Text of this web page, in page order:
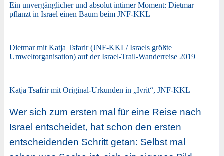
Ein unvergänglicher und absolut intimer Moment: Dietmar
pflanzt in Israel einen Baum beim JNF-KKL
Dietmar mit Katja Tsfarir (JNF-KKL/ Israels größte
Umweltorganisation) auf der Israel-Trail-Wanderreise 2019
Katja Tsafrir mit Original-Urkunden in „Ivrit“, JNF-KKL
Wer sich zum ersten mal für eine Reise nach
Israel entscheidet, hat schon den ersten
entscheidenden Schritt getan: Selbst mal